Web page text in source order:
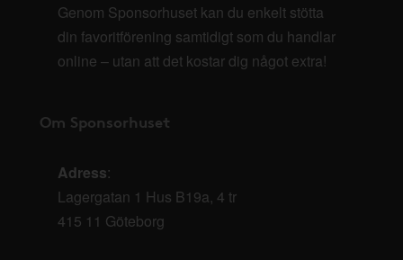
Genom Sponsorhuset kan du enkelt stötta
din favoritförening samtidigt som du handlar
online – utan att det kostar dig något extra!
Om Sponsorhuset
Adress:
Lagergatan 1 Hus B19a, 4 tr
415 11 Göteborg